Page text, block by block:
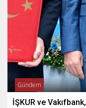
Gündem
İŞKUR ve